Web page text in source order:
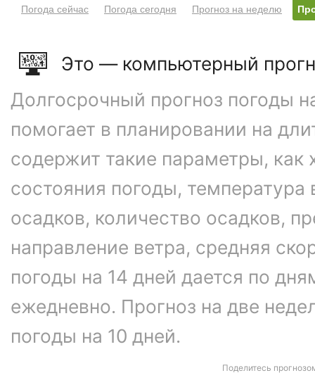
Погода сейчас Погода сегодня Прогноз на неделю
Это — компьютерный
Долгосрочный прогноз погоды
помогает в планировании на
содержит такие параметры, как
состояния погоды, температура
осадков, количество осадков,
направление ветра, средняя
погоды на 14 дней дается по
ежедневно. Прогноз на две
погоды на 10 дней.
Поделитесь